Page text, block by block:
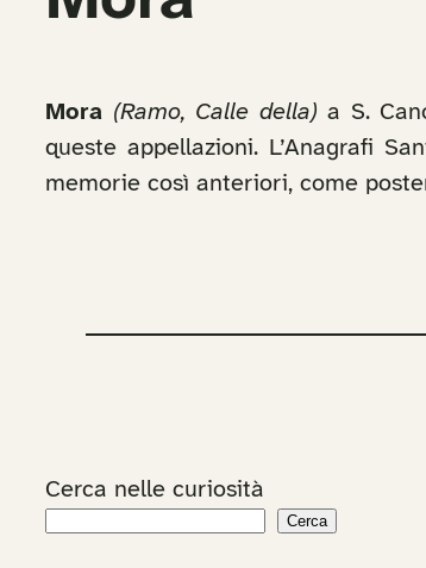
Mora (Ramo, Calle della) a S.
queste appellazioni. L’Anagrafi
memorie così anteriori, come
Cerca nelle curiosità
Cerca